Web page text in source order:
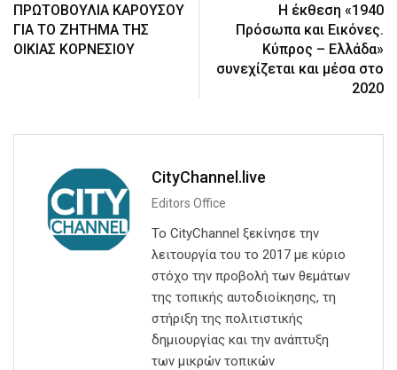
ΠΡΩΤΟΒΟΥΛΙΑ ΚΑΡΟΥΣΟΥ
ΓΙΑ ΤΟ ΖΗΤΗΜΑ ΤΗΣ
ΟΙΚΙΑΣ ΚΟΡΝΕΣΙΟΥ
Η έκθεση «1940
Πρόσωπα και Εικόνες.
Κύπρος – Ελλάδα»
συνεχίζεται και μέσα στο
2020
CityChannel.live
Editors Office
Το CityChannel ξεκίνησε την
λειτουργία του το 2017 με κύριο
στόχο την προβολή των θεμάτων
της τοπικής αυτοδιοίκησης, τη
στήριξη της πολιτιστικής
δημιουργίας και την ανάπτυξη
των μικρών τοπικών